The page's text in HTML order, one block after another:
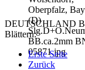
DEUTSCHLAND
Blättern:
Erste Seite
Zurück